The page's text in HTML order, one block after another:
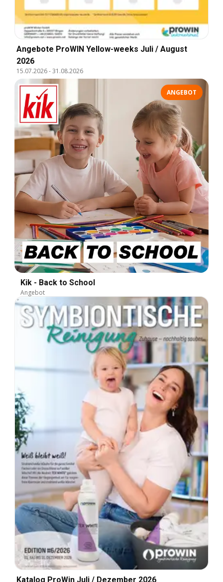
Angebote ProWIN Yellow-weeks Juli / August
2026
15.07.2026-31.08.2026
ANGEBOT
Kik - Back to School
Angebot
Katalog ProWin Juli / Dezember 2026